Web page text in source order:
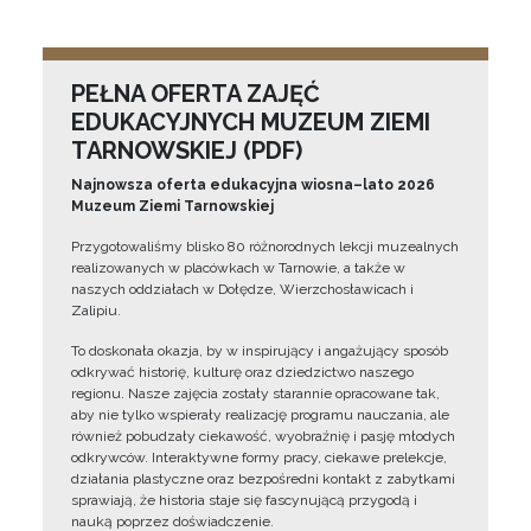
PEŁNA OFERTA ZAJĘĆ
EDUKACYJNYCH MUZEUM ZIEMI
TARNOWSKIEJ (PDF)
Najnowsza oferta edukacyjna wiosna–lato 2026
Muzeum Ziemi Tarnowskiej
Przygotowaliśmy blisko 80 różnorodnych lekcji muzealnych
realizowanych w placówkach w Tarnowie, a także w
naszych oddziałach w Dołędze, Wierzchosławicach i
Zalipiu.
To doskonała okazja, by w inspirujący i angażujący sposób
odkrywać historię, kulturę oraz dziedzictwo naszego
regionu. Nasze zajęcia zostały starannie opracowane tak,
aby nie tylko wspierały realizację programu nauczania, ale
również pobudzały ciekawość, wyobraźnię i pasję młodych
odkrywców. Interaktywne formy pracy, ciekawe prelekcje,
działania plastyczne oraz bezpośredni kontakt z zabytkami
sprawiają, że historia staje się fascynującą przygodą i
nauką poprzez doświadczenie.